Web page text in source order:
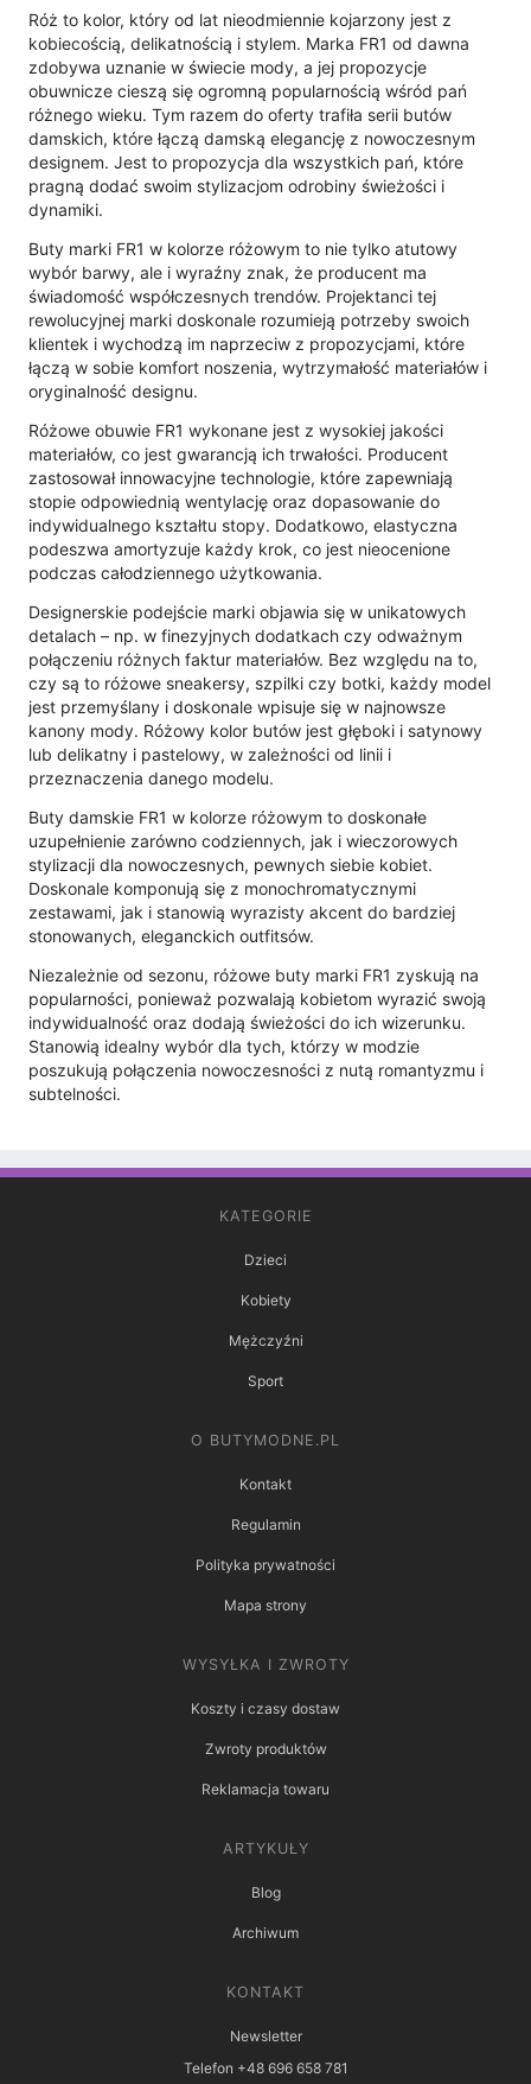
Róż to kolor, który od lat nieodmiennie kojarzony jest z
kobiecością, delikatnością i stylem. Marka FR1 od dawna
zdobywa uznanie w świecie mody, a jej propozycje
obuwnicze cieszą się ogromną popularnością wśród pań
różnego wieku. Tym razem do oferty trafiła serii butów
damskich, które łączą damską elegancję z nowoczesnym
designem. Jest to propozycja dla wszystkich pań, które
pragną dodać swoim stylizacjom odrobiny świeżości i
dynamiki.
Buty marki FR1 w kolorze różowym to nie tylko atutowy
wybór barwy, ale i wyraźny znak, że producent ma
świadomość współczesnych trendów. Projektanci tej
rewolucyjnej marki doskonale rozumieją potrzeby swoich
klientek i wychodzą im naprzeciw z propozycjami, które
łączą w sobie komfort noszenia, wytrzymałość materiałów i
oryginalność designu.
Różowe obuwie FR1 wykonane jest z wysokiej jakości
materiałów, co jest gwarancją ich trwałości. Producent
zastosował innowacyjne technologie, które zapewniają
stopie odpowiednią wentylację oraz dopasowanie do
indywidualnego kształtu stopy. Dodatkowo, elastyczna
podeszwa amortyzuje każdy krok, co jest nieocenione
podczas całodziennego użytkowania.
Designerskie podejście marki objawia się w unikatowych
detalach – np. w finezyjnych dodatkach czy odważnym
połączeniu różnych faktur materiałów. Bez względu na to,
czy są to różowe sneakersy, szpilki czy botki, każdy model
jest przemyślany i doskonale wpisuje się w najnowsze
kanony mody. Różowy kolor butów jest głęboki i satynowy
lub delikatny i pastelowy, w zależności od linii i
przeznaczenia danego modelu.
Buty damskie FR1 w kolorze różowym to doskonałe
uzupełnienie zarówno codziennych, jak i wieczorowych
stylizacji dla nowoczesnych, pewnych siebie kobiet.
Doskonale komponują się z monochromatycznymi
zestawami, jak i stanowią wyrazisty akcent do bardziej
stonowanych, eleganckich outfitsów.
Niezależnie od sezonu, różowe buty marki FR1 zyskują na
popularności, ponieważ pozwalają kobietom wyrazić swoją
indywidualność oraz dodają świeżości do ich wizerunku.
Stanowią idealny wybór dla tych, którzy w modzie
poszukują połączenia nowoczesności z nutą romantyzmu i
subtelności.
KATEGORIE
Dzieci
Kobiety
Mężczyźni
Sport
O BUTYMODNE.PL
Kontakt
Regulamin
Polityka prywatności
Mapa strony
WYSYŁKA I ZWROTY
Koszty i czasy dostaw
Zwroty produktów
Reklamacja towaru
ARTYKUŁY
Blog
Archiwum
KONTAKT
Newsletter
Telefon +48 696 658 781